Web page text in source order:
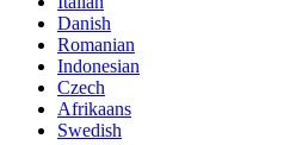
Danish
Romanian
Indonesian
Czech
Afrikaans
Swedish